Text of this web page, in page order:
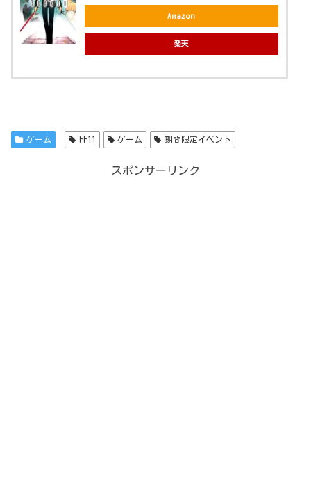
Amazon
楽天
ゲーム FF11 ゲーム 期間限定イベント
スポンサーリンク